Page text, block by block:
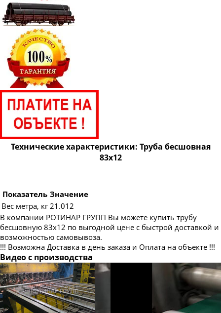
Труба бесшовная 63.5
Труба бесшовная 65
Труба бесшовная 68
Труба бесшовная 70
Труба бесшовная 73
Труба бесшовная 76
Труба бесшовная 89
Труба бесшовная 102
Труба бесшовная 108
Труба бесшовная 127
Труба бесшовная 133
Труба бесшовная 140
Труба бесшовная 146
Труба бесшовная 152
Труба бесшовная 159
Труба бесшовная 168
Труба бесшовная 180
Технические характеристики: Труба бесшовная
83х12
Показатель Значение
Вес метра, кг 21.012
В компании РОТИНАР ГРУПП Вы можете купить трубу
бесшовную 83х12 по выгодной цене с быстрой доставкой и
возможностью самовывоза.
!!! Возможна Доставка в день заказа и Оплата на объекте !!!
Видео с производства